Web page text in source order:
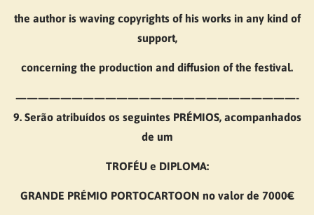
the author is waving copyrights of his works in any kind of
support,
concerning the production and diffusion of the festival.
—————————————————————————-
9. Serão atribuídos os seguintes PRÉMIOS, acompanhados
de um
TROFÉU e DIPLOMA:
GRANDE PRÉMIO PORTOCARTOON no valor de 7000€